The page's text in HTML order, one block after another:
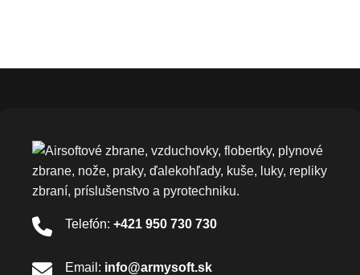
Telefón: +421 950 730 730
Email: info@armysoft.sk